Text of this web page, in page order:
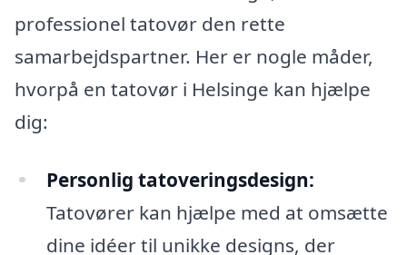
professionel tatovør den rette
samarbejdspartner. Her er nogle måder,
hvorpå en tatovør i Helsinge kan hjælpe
dig:
Personlig tatoveringsdesign:
Tatovører kan hjælpe med at omsætte
dine idéer til unikke designs, der